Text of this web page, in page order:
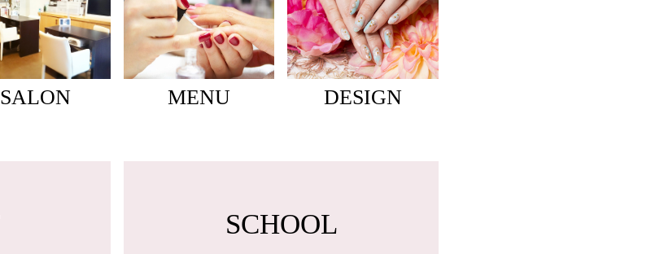
SALON MENU DESIGN
SCHOOL